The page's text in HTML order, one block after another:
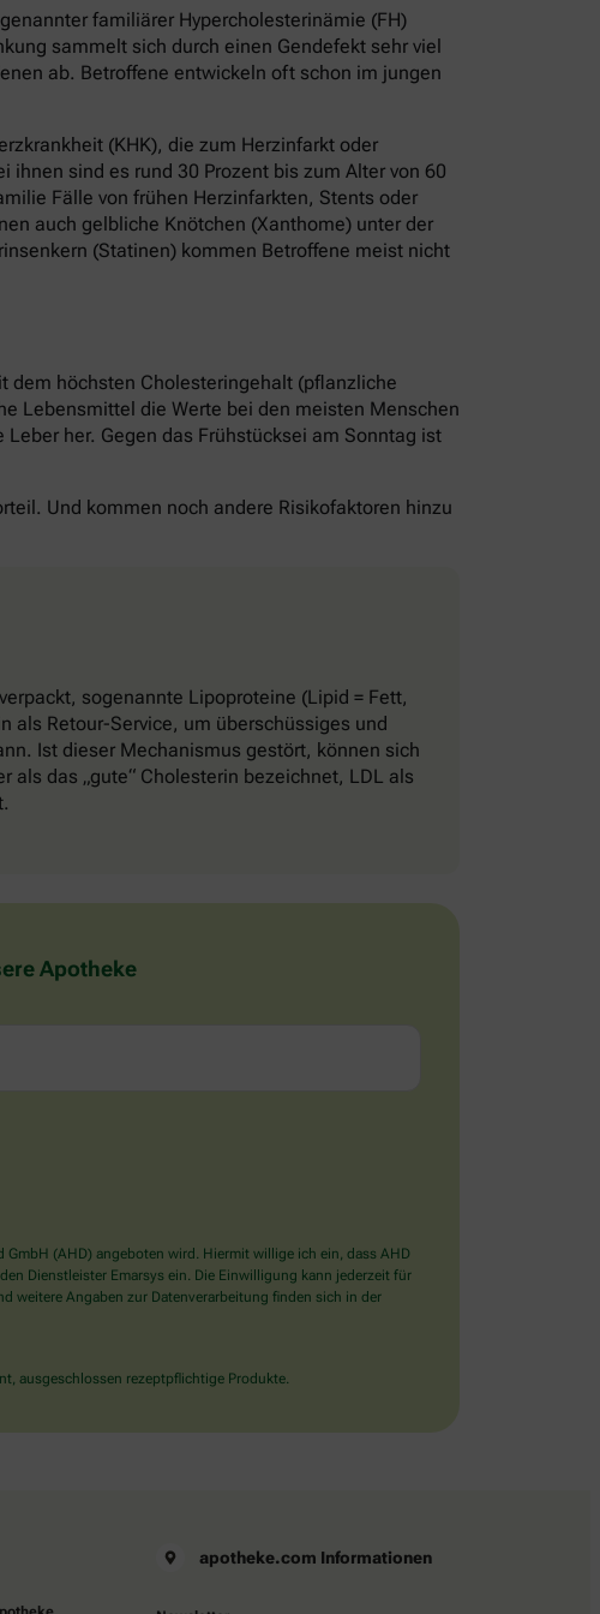
familiärer Hypercholesterinämie (FH)
sammelt sich durch einen Gendefekt sehr viel
ab. Betroffene entwickeln oft schon im jungen
(KHK), die zum Herzinfarkt oder
sind es rund 30 Prozent bis zum Alter von 60
Fälle von frühen Herzinfarkten, Stents oder
auch gelbliche Knötchen (Xanthome) unter der
(Statinen) kommen Betroffene meist nicht
dem höchsten Cholesteringehalt (pflanzliche
Lebensmittel die Werte bei den meisten Menschen
her. Gegen das Frühstücksei am Sonntag ist
Und kommen noch andere Risikofaktoren hinzu
sogenannte Lipoproteine (Lipid = Fett,
als Retour-Service, um überschüssiges und
Ist dieser Mechanismus gestört, können sich
das „gute“ Cholesterin bezeichnet, LDL als
Apotheke
(AHD) angeboten wird. Hiermit willige ich ein, dass AHD
Dienstleister Emarsys ein. Die Einwilligung kann jederzeit für
weitere Angaben zur Datenverarbeitung finden sich in der
ausgeschlossen rezeptpflichtige Produkte.
apotheke.com Informationen